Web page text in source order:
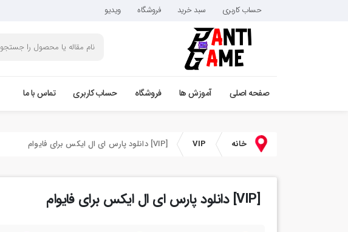
حساب کاربری سبد خرید فروشگاه ویدیو
صفحه اصلی آموزش ها فروشگاه حساب کاربری تماس با ما
خانه VIP [VIP] دانلود پارس ای ال ایکس برای فایوام
[VIP] دانلود پارس ای ال ایکس برای فایوام